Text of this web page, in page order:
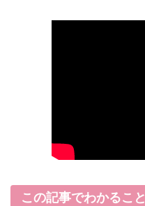
この記事でわかること